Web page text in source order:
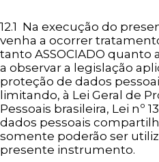
12.1 Na execução do
venha a ocorrer
tanto ASSOCIADO quanto
a observar a legislação
proteção de dados
limitando, à Lei Geral de
Pessoais brasileira, Lei nº
dados pessoais
somente poderão ser
presente instrumento.